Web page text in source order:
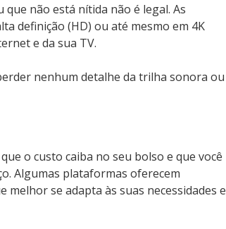
não está nítida não é legal. As
definição (HD) ou até mesmo em 4K
e da sua TV.
nenhum detalhe da trilha sonora ou
o custo caiba no seu bolso e que você
Algumas plataformas oferecem
se adapta às suas necessidades e